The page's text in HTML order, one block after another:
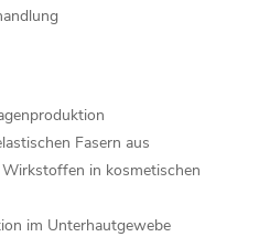
Fasern aus
in kosmetischen
im Unterhautgewebe